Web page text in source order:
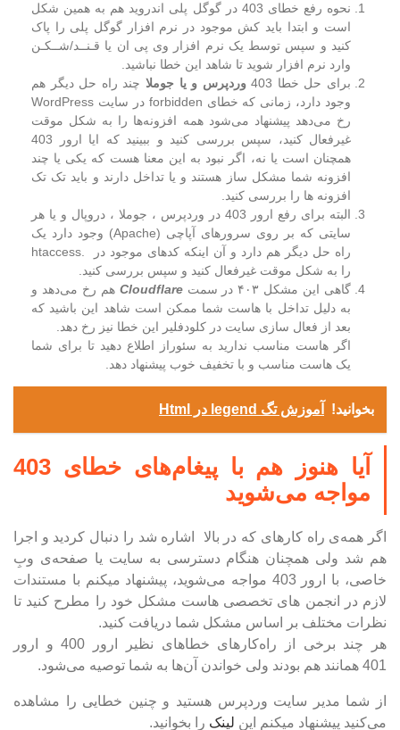
نحوه رفع خطای 403 در گوگل پلی اندروید هم به همین شکل
است و ابتدا باید کش موجود در نرم افزار گوگل پلی را پاک
کنید و سپس توسط یک نرم افزار وی پی ان یا قـنــد/شــکـن
وارد نرم افزار شوید تا شاهد این خطا نباشید.
برای حل خطا 403
وردپرس و یا جوملا چند راه حل دیگر هم
وجود دارد، زمانی که خطای forbidden در سایت WordPress
رخ می‌دهد پیشنهاد می‌شود همه افزونه‌ها را به شکل موقت
غیرفعال کنید، سپس بررسی کنید و ببینید که ایا ارور 403
همچنان است یا نه، اگر نبود به این معنا هست که یکی یا چند
افزونه شما مشکل ساز هستند و یا تداخل دارند و باید تک تک
افزونه ها را بررسی کنید.
البته برای رفع ارور 403 در وردپرس ، جوملا ، دروپال و یا هر
سایتی که بر روی سرورهای آپاچی (Apache) وجود دارد یک
راه حل دیگر هم دارد و آن اینکه کدهای موجود در .htaccess
را به شکل موقت غیرفعال کنید و سپس بررسی کنید.
گاهی این مشکل ۴۰۳ در سمت
Cloudflare هم رخ می‌دهد و
به دلیل تداخل با هاست شما ممکن است شاهد این باشید که
بعد از فعال سازی سایت در کلودفلیر این خطا نیز رخ دهد.
اگر هاست مناسب ندارید به سئوراز اطلاع دهید تا برای شما
یک هاست مناسب و با تخفیف خوب پیشنهاد دهد.
بخوانید! آموزش تگ legend در Html
آیا هنوز هم با پیغام‌های خطای 403
مواجه می‌شوید
اگر همه‌ی راه کارهای که در بالا اشاره شد را دنبال کردید و اجرا
هم شد ولی همچنان هنگام دسترسی به سایت یا صفحه‌ی وبِ
خاصی، با ارور 403 مواجه می‌شوید، پیشنهاد میکنم با مستندات
لازم در انجمن های تخصصی هاست مشکل خود را مطرح کنید تا
نظرات مختلف بر اساس مشکل شما دریافت کنید.
هر چند برخی از راه‌کارهای خطاهای نظیر ارور 400 و ارور
401 همانند هم بودند ولی خواندن آن‌ها به شما توصیه می‌شود.
از شما مدیر سایت وردپرس هستید و چنین خطایی را مشاهده
می‌کنید پیشنهاد میکنم این لینک را بخوانید.